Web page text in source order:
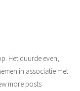
Het duurde even,
in associatie met
more posts